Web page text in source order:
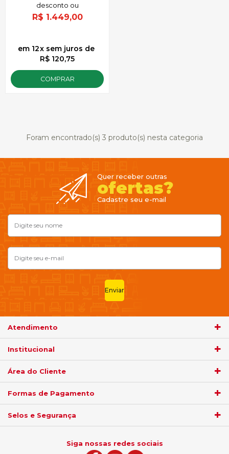
R$ 1.449,00
12x
de
R$ 120,75
sem juros
COMPRAR
Foram encontrado(s) 3 produto(s) nesta categoria
Quer receber outras
ofertas?
Cadastre seu e-mail
Enviar
Atendimento
Institucional
Área do Cliente
Formas de Pagamento
Selos e Segurança
Siga nossas redes sociais